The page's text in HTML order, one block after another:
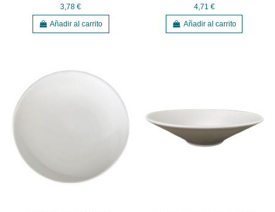
3,78 €
Añadir al carrito
4,71 €
Añadir al carrito